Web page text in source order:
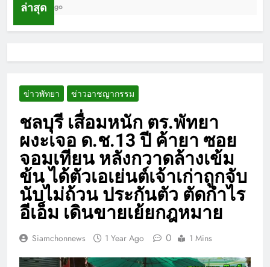
ล่าสุด
1 Month Ago
ข่าวพัทยา ข่าวอาชญากรรม
ชลบุรี เสื่อมหนัก ตร.พัทยา
ผงะเจอ ด.ช.13 ปี ค้ายา ซอย
จอมเทียน หลังกวาดล้างเข้ม
ข้น ได้ตัวเอเย่นต์เจ้าเก่าถูกจับ
นับไม่ถ้วน ประกันตัว ตัดกำไร
อีเอ็ม เดินขายเย้ยกฎหมาย
Siamchonnews 1 Year Ago 0 1 Mins